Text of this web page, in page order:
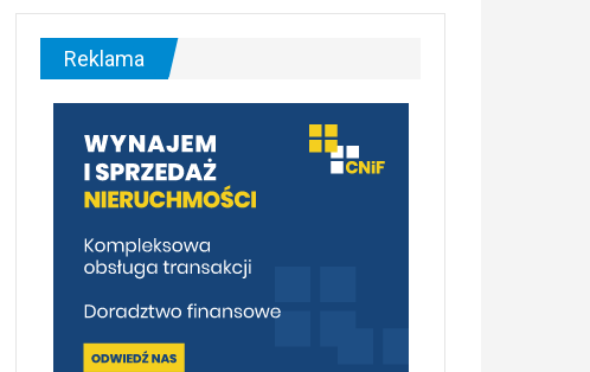
malownicza
[fotorelacja]
Reklama